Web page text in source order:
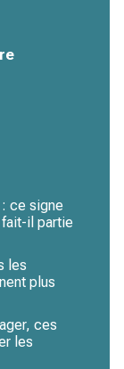
ce signe
il partie
les
plus
ces
les